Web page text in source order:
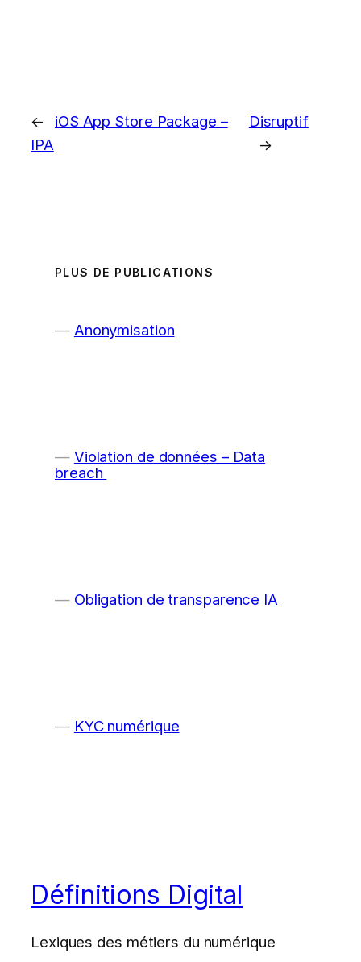
←
iOS App Store Package –
IPA
Disruptif
→
PLUS DE PUBLICATIONS
Anonymisation
Violation de données – Data
breach
Obligation de transparence IA
KYC numérique
Définitions Digital
Lexiques des métiers du numérique